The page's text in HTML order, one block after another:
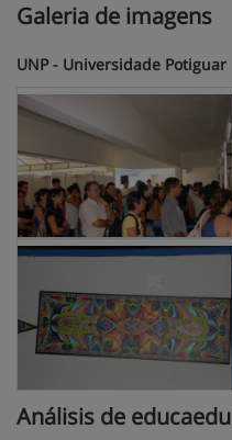
Galeria de imagens
UNP - Universidade Potiguar
Análisis de educaedu